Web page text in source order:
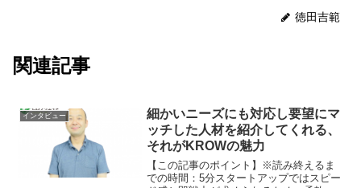
徳田吉範
関連記事
インタビュー
細かいニーズにも対応し要望にマ
ッチした人材を紹介してくれる、
それがKROWの魅力
【この記事のポイント】※読み終えるま
での時間：5分スタートアップではスピー